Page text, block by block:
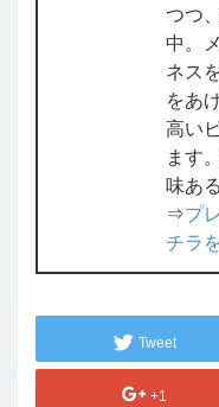
つつ
中。
ネス
をあ
高い
ます
味あ
⇒プ
チラ
Tweet
+1